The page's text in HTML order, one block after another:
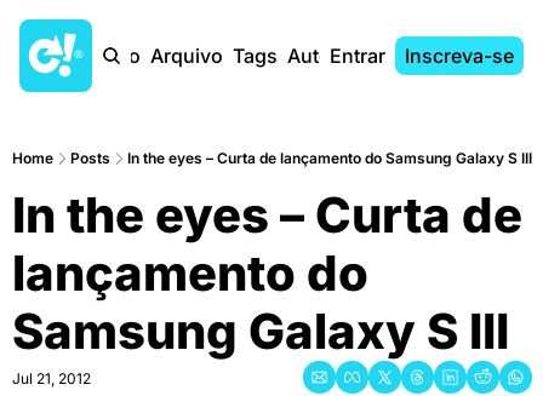
Início Arquivo Tags AutoresEntrar Inscreva-se
Home Posts In the eyes – Curta de lançamento do Samsung Galaxy S III
In the eyes – Curta de
lançamento do
Samsung Galaxy S III
Jul 21, 2012